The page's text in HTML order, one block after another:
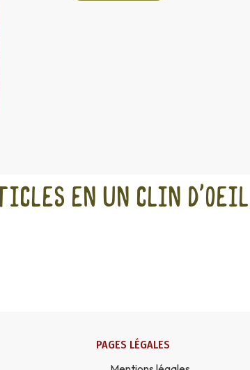
en un clin d'oeil
PAGES LÉGALES